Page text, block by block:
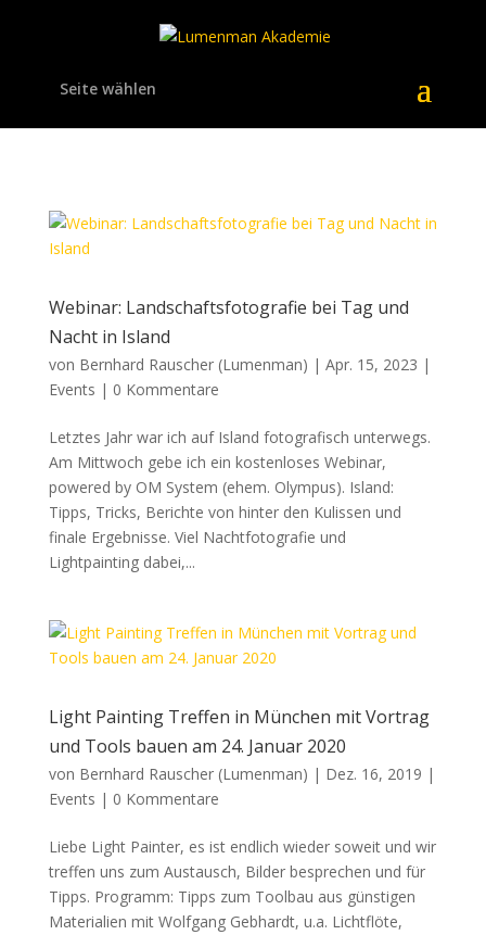
Seite wählen
Webinar: Landschaftsfotografie bei Tag und
Nacht in Island
von Bernhard Rauscher (Lumenman) | Apr. 15, 2023 |
Events | 0 Kommentare
Letztes Jahr war ich auf Island fotografisch unterwegs.
Am Mittwoch gebe ich ein kostenloses Webinar,
powered by OM System (ehem. Olympus). Island:
Tipps, Tricks, Berichte von hinter den Kulissen und
finale Ergebnisse. Viel Nachtfotografie und
Lightpainting dabei,...
Light Painting Treffen in München mit Vortrag
und Tools bauen am 24. Januar 2020
von Bernhard Rauscher (Lumenman) | Dez. 16, 2019 |
Events | 0 Kommentare
Liebe Light Painter, es ist endlich wieder soweit und wir
treffen uns zum Austausch, Bilder besprechen und für
Tipps. Programm: Tipps zum Toolbau aus günstigen
Materialien mit Wolfgang Gebhardt, u.a. Lichtflöte,